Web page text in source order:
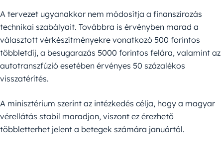
A tervezet ugyanakkor nem módosítja a finanszírozás
technikai szabályait. Továbbra is érvényben marad a
választott vérkészítményekre vonatkozó 500 forintos
többletdíj, a besugarazás 5000 forintos felára, valamint az
autotranszfúzió esetében érvényes 50 százalékos
visszatérítés.
A minisztérium szerint az intézkedés célja, hogy a magyar
vérellátás stabil maradjon, viszont ez érezhető
többletterhet jelent a betegek számára januártól.